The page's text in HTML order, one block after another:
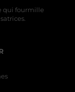
qui fourmille